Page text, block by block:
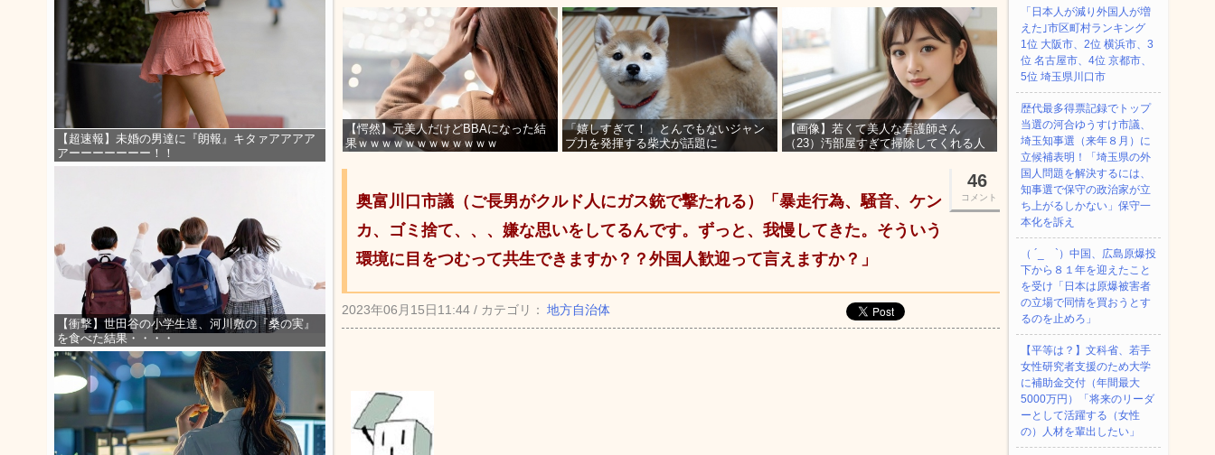
【超速報】未婚の男達に『朗報』キタァアアアア
アーーーーーーー！！
【衝撃】世田谷の小学生達、河川敷の『桑の実』
を食べた結果・・・・
【愕然】元美人だけどBBAになった結
果ｗｗｗｗｗｗｗｗｗｗｗｗ
「嬉しすぎて！」とんでもないジャン
プ力を発揮する柴犬が話題に
【画像】若くて美人な看護師さん
（23）汚部屋すぎて掃除してくれる人
46
コメント
奥富川口市議（ご長男がクルド人にガス銃で撃たれる）「暴走行為、騒音、ケン
カ、ゴミ捨て、、、嫌な思いをしてるんです。ずっと、我慢してきた。そういう
環境に目をつむって共生できますか？？外国人歓迎って言えますか？」
2023年06月15日11:44 / カテゴリ： 地方自治体
「日本人が減り外国人が増
えた｣市区町村ランキング
1位 大阪市、2位 横浜市、3
位 名古屋市、4位 京都市、
5位 埼玉県川口市
歴代最多得票記録でトップ
当選の河合ゆうすけ市議、
埼玉知事選（来年８月）に
立候補表明！「埼玉県の外
国人問題を解決するには、
知事選で保守の政治家が立
ち上がるしかない」保守一
本化を訴え
（ ´_ゝ`）中国、広島原爆投
下から８１年を迎えたこと
を受け「日本は原爆被害者
の立場で同情を買おうとす
るのを止めろ」
【平等は？】文科省、若手
女性研究者支援のため大学
に補助金交付（年間最大
5000万円）「将来のリーダ
ーとして活躍する（女性
の）人材を輩出したい」